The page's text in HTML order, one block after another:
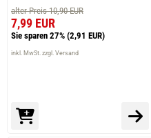
alter Preis 10,90 EUR
7,99 EUR
Sie sparen 27% (2,91 EUR)
inkl. MwSt. zzgl. Versand